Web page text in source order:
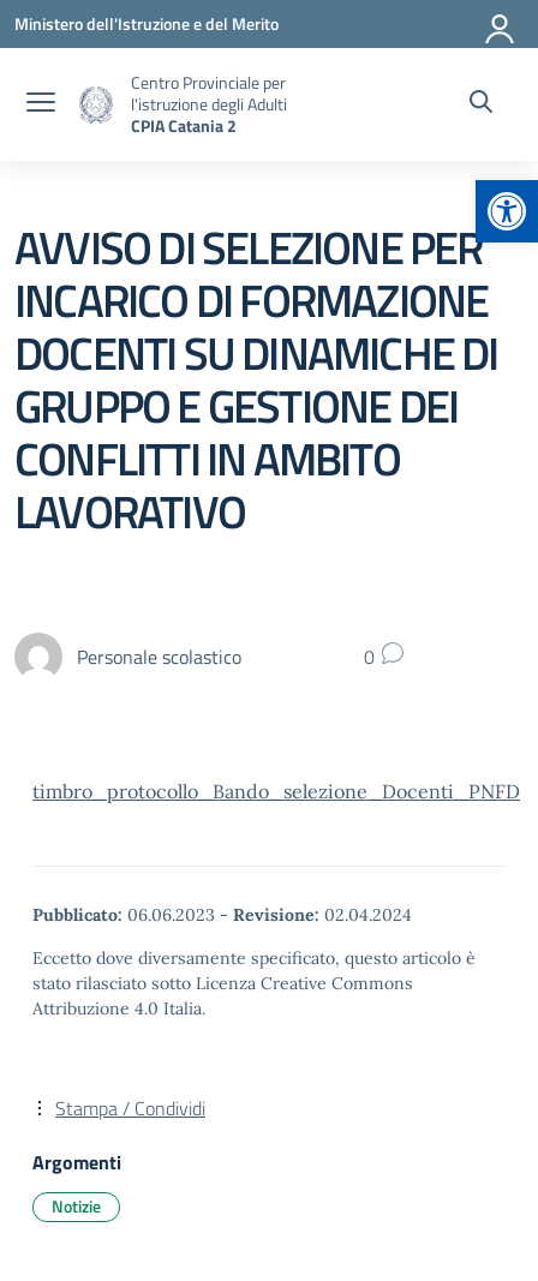
Vai ai contenuti
Vai al menu di navigazione
Vai al footer
Ministero dell'Istruzione e del Merito
Centro Provinciale per
l'istruzione degli Adulti
CPIA Catania 2
AVVISO DI SELEZIONE PER
INCARICO DI FORMAZIONE
DOCENTI SU DINAMICHE DI
GRUPPO E GESTIONE DEI
CONFLITTI IN AMBITO
LAVORATIVO
Personale scolastico 0
timbro_protocollo_Bando_selezione_Docenti_PNFD
Pubblicato: 06.06.2023 - Revisione: 02.04.2024
Eccetto dove diversamente specificato, questo articolo è
stato rilasciato sotto Licenza Creative Commons
Attribuzione 4.0 Italia.
Stampa / Condividi
Argomenti
Notizie